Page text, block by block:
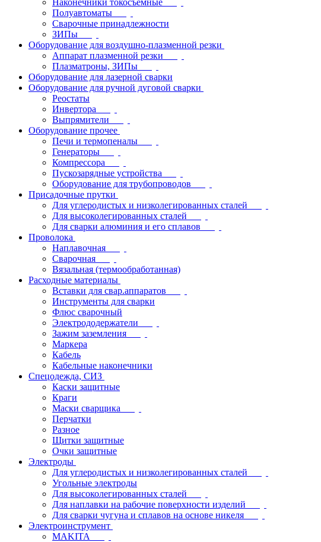
Наконечники токосъемные
Полуавтоматы
Сварочные принадлежности
ЗИПы
Оборудование для воздушно-плазменной резки
Аппарат плазменной резки
Плазматроны, ЗИПы
Оборудование для лазерной сварки
Оборудование для ручной дуговой сварки
Реостаты
Инвертора
Выпрямители
Оборудование прочее
Печи и термопеналы
Генераторы
Компрессора
Пускозарядные устройства
Оборудование для трубопроводов
Присадочные прутки
Для углеродистых и низколегированных сталей
Для высоколегированных сталей
Для сварки алюминия и его сплавов
Проволока
Наплавочная
Сварочная
Вязальная (термообработанная)
Расходные материалы
Вставки для свар.аппаратов
Инструменты для сварки
Флюс сварочный
Электрододержатели
Зажим заземления
Маркера
Кабель
Кабельные наконечники
Спецодежда, СИЗ
Каски защитные
Краги
Маски сварщика
Перчатки
Разное
Щитки защитные
Очки защитные
Электроды
Для углеродистых и низколегированных сталей
Угольные электроды
Для высоколегированных сталей
Для наплавки на рабочие поверхности изделий
Для сварки чугуна и сплавов на основе никеля
Электроинструмент
МAKITA